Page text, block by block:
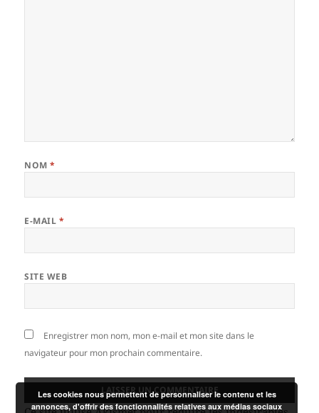
NOM*
E-MAIL *
SITE WEB
Enregistrer mon nom, mon e-mail et mon site dans le
navigateur pour mon prochain commentaire.
Les cookies nous permettent de personnaliser le contenu et les
annonces, d'offrir des fonctionnalités relatives aux médias sociaux